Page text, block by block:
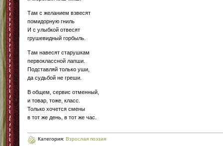
Там с желанием взвесят
помидорную гниль
И с улыбкой отвесят
грушевидный горбыль.
Там навесят старушкам
первоклассной лапши.
Подставляй только уши,
да судьбой не греши.
В общем, сервис отменный,
и товар, тоже, класс.
Только хочется смены
в тот же день, в тот же час.
Категория: Взрослая поэзия